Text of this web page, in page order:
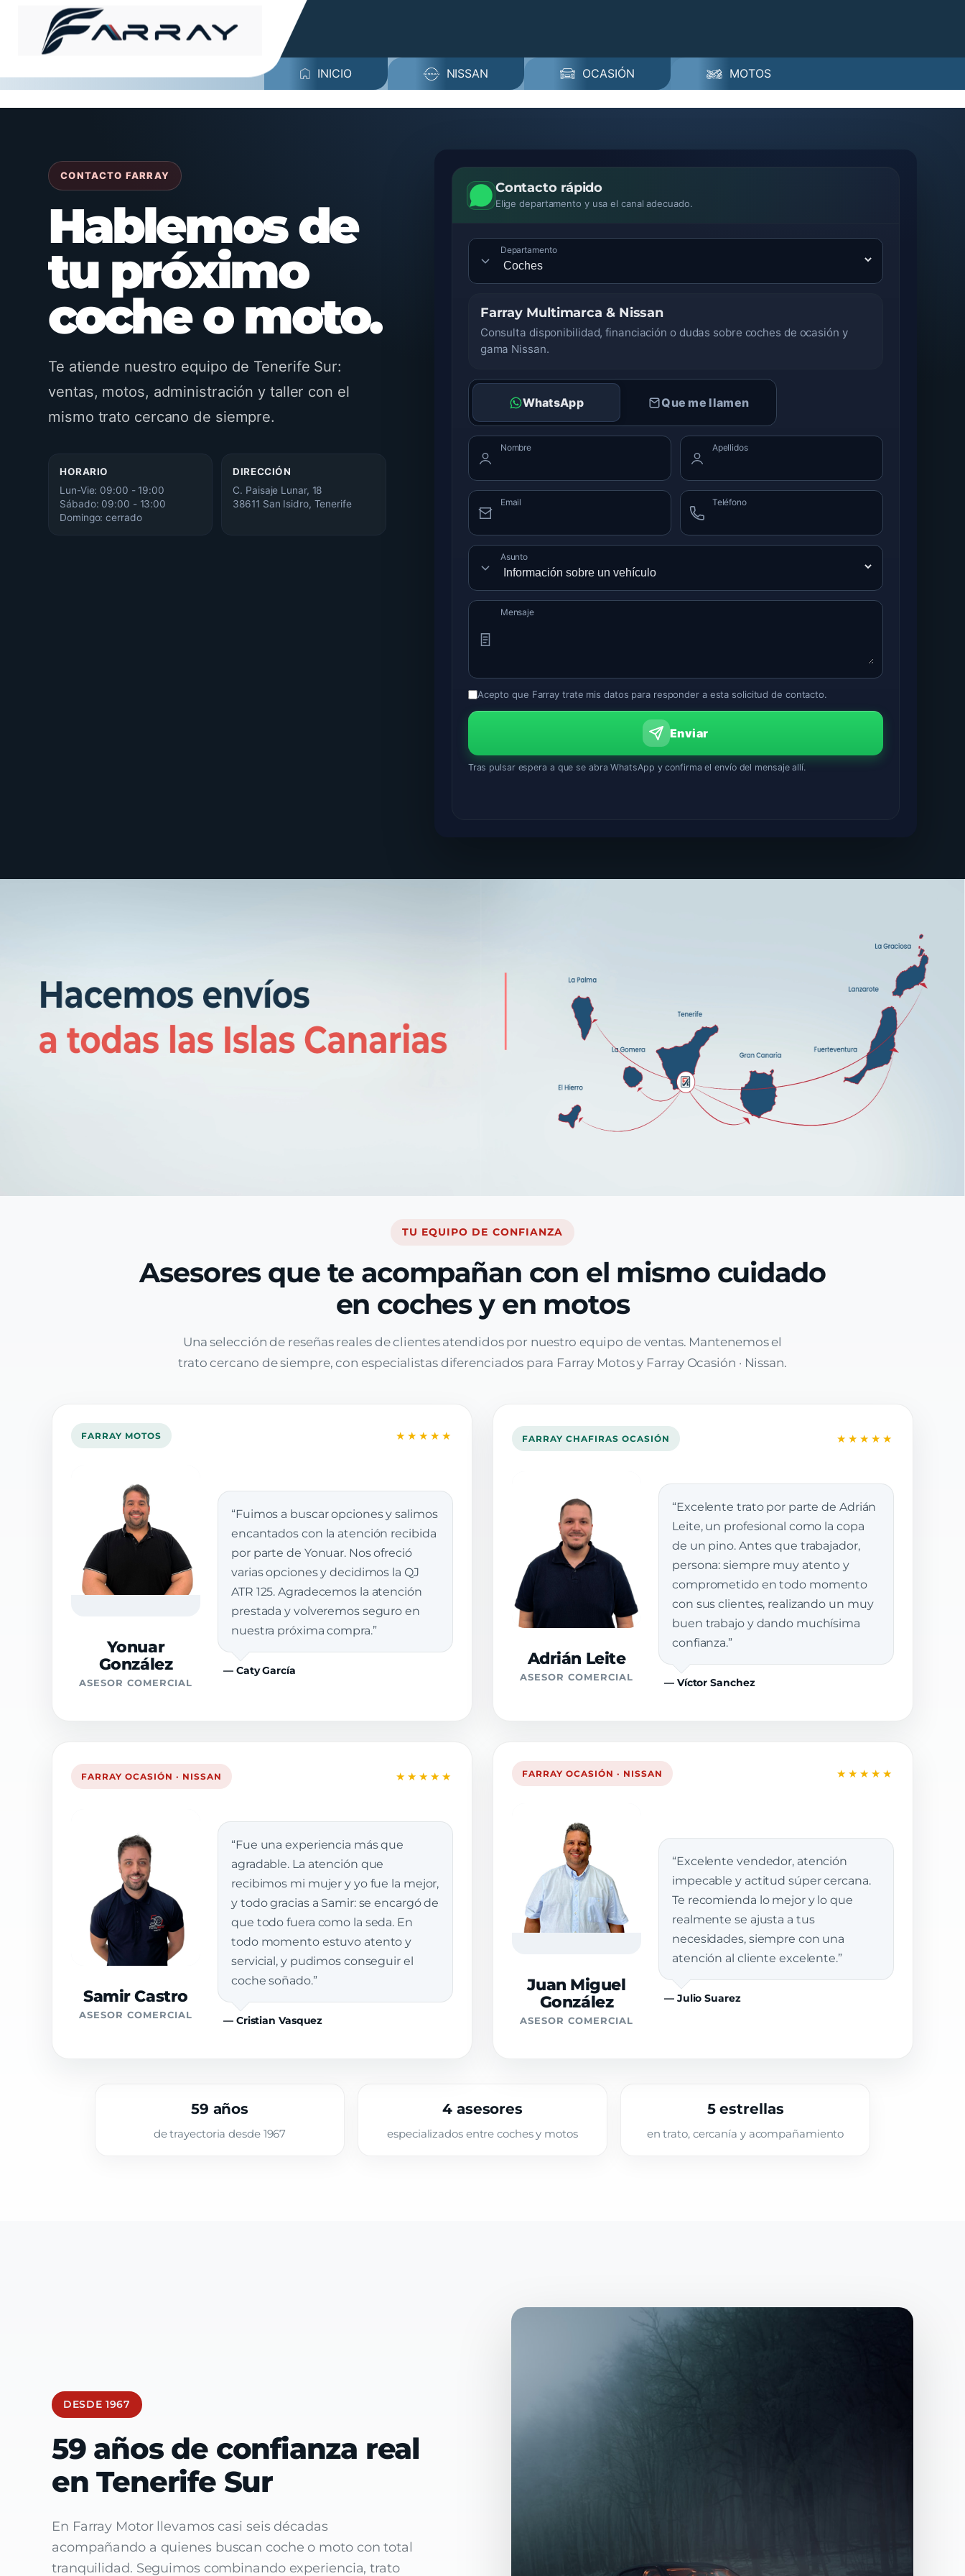
INICIO NISSAN OCASIÓN MOTOS
CONTACTO FARRAY
Hablemos de
tu próximo
coche o moto.
Te atiende nuestro equipo de Tenerife Sur:
ventas, motos, administración y taller con el
mismo trato cercano de siempre.
HORARIO
Lun-Vie: 09:00 - 19:00
Sábado: 09:00 - 13:00
Domingo: cerrado
DIRECCIÓN
C. Paisaje Lunar, 18
38611 San Isidro, Tenerife
Contacto rápido
Elige departamento y usa el canal adecuado.
Departamento
Farray Multimarca & Nissan
Consulta disponibilidad, financiación o dudas sobre coches de ocasión y
gama Nissan.
WhatsApp Que me llamen
Nombre Apellidos
Email Teléfono
Asunto
Mensaje
Acepto que Farray trate mis datos para responder a esta solicitud de contacto.
Enviar
Tras pulsar espera a que se abra WhatsApp y confirma el envío del mensaje allí.
TU EQUIPO DE CONFIANZA
Asesores que te acompañan con el mismo cuidado
en coches y en motos
Una selección de reseñas reales de clientes atendidos por nuestro equipo de ventas. Mantenemos el
trato cercano de siempre, con especialistas diferenciados para Farray Motos y Farray Ocasión · Nissan.
FARRAY MOTOS ★★★★★
Yonuar
González
ASESOR COMERCIAL
“Fuimos a buscar opciones y salimos
encantados con la atención recibida
por parte de Yonuar. Nos ofreció
varias opciones y decidimos la QJ
ATR 125. Agradecemos la atención
prestada y volveremos seguro en
nuestra próxima compra.”
— Caty García
FARRAY CHAFIRAS OCASIÓN ★★★★★
Adrián Leite
ASESOR COMERCIAL
“Excelente trato por parte de Adrián
Leite, un profesional como la copa
de un pino. Antes que trabajador,
persona: siempre muy atento y
comprometido en todo momento
con sus clientes, realizando un muy
buen trabajo y dando muchísima
confianza.”
— Víctor Sanchez
FARRAY OCASIÓN · NISSAN ★★★★★
Samir Castro
ASESOR COMERCIAL
“Fue una experiencia más que
agradable. La atención que
recibimos mi mujer y yo fue la mejor,
y todo gracias a Samir: se encargó de
que todo fuera como la seda. En
todo momento estuvo atento y
servicial, y pudimos conseguir el
coche soñado.”
— Cristian Vasquez
FARRAY OCASIÓN · NISSAN ★★★★★
Juan Miguel
González
ASESOR COMERCIAL
“Excelente vendedor, atención
impecable y actitud súper cercana.
Te recomienda lo mejor y lo que
realmente se ajusta a tus
necesidades, siempre con una
atención al cliente excelente.”
— Julio Suarez
59 años
de trayectoria desde 1967
4 asesores
especializados entre coches y motos
5 estrellas
en trato, cercanía y acompañamiento
DESDE 1967
59 años de confianza real
en Tenerife Sur
En Farray Motor llevamos casi seis décadas
acompañando a quienes buscan coche o moto con total
tranquilidad. Seguimos combinando experiencia, trato